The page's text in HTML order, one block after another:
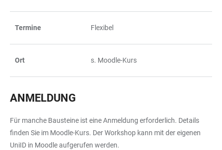
Termine Flexibel
Ort s. Moodle-Kurs
ANMELDUNG
Für manche Bausteine ist eine Anmeldung erforderlich. Details
finden Sie im Moodle-Kurs. Der Workshop kann mit der eigenen
UniID in Moodle aufgerufen werden.